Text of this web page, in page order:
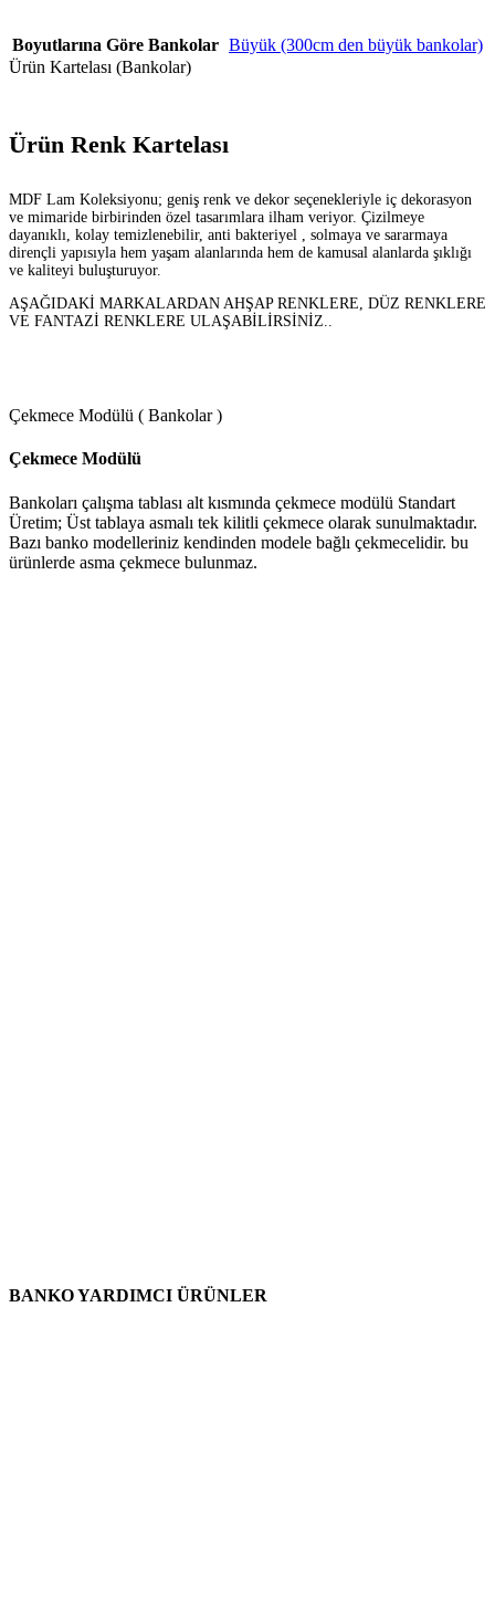
Boyutlarına Göre Bankolar Büyük (300cm den büyük bankolar)
Ürün Kartelası (Bankolar)
Ürün Renk Kartelası
MDF Lam Koleksiyonu; geniş renk ve dekor seçenekleriyle iç dekorasyon
ve mimaride birbirinden özel tasarımlara ilham veriyor. Çizilmeye
dayanıklı, kolay temizlenebilir, anti bakteriyel , solmaya ve sararmaya
dirençli yapısıyla hem yaşam alanlarında hem de kamusal alanlarda şıklığı
ve kaliteyi buluşturuyor.
AŞAĞIDAKİ MARKALARDAN AHŞAP RENKLERE, DÜZ RENKLERE
VE FANTAZİ RENKLERE ULAŞABİLİRSİNİZ..
Çekmece Modülü ( Bankolar )
Çekmece Modülü
Bankoları çalışma tablası alt kısmında çekmece modülü Standart
Üretim; Üst tablaya asmalı tek kilitli çekmece olarak sunulmaktadır.
Bazı banko modelleriniz kendinden modele bağlı çekmecelidir. bu
ürünlerde asma çekmece bulunmaz.
BANKO YARDIMCI ÜRÜNLER